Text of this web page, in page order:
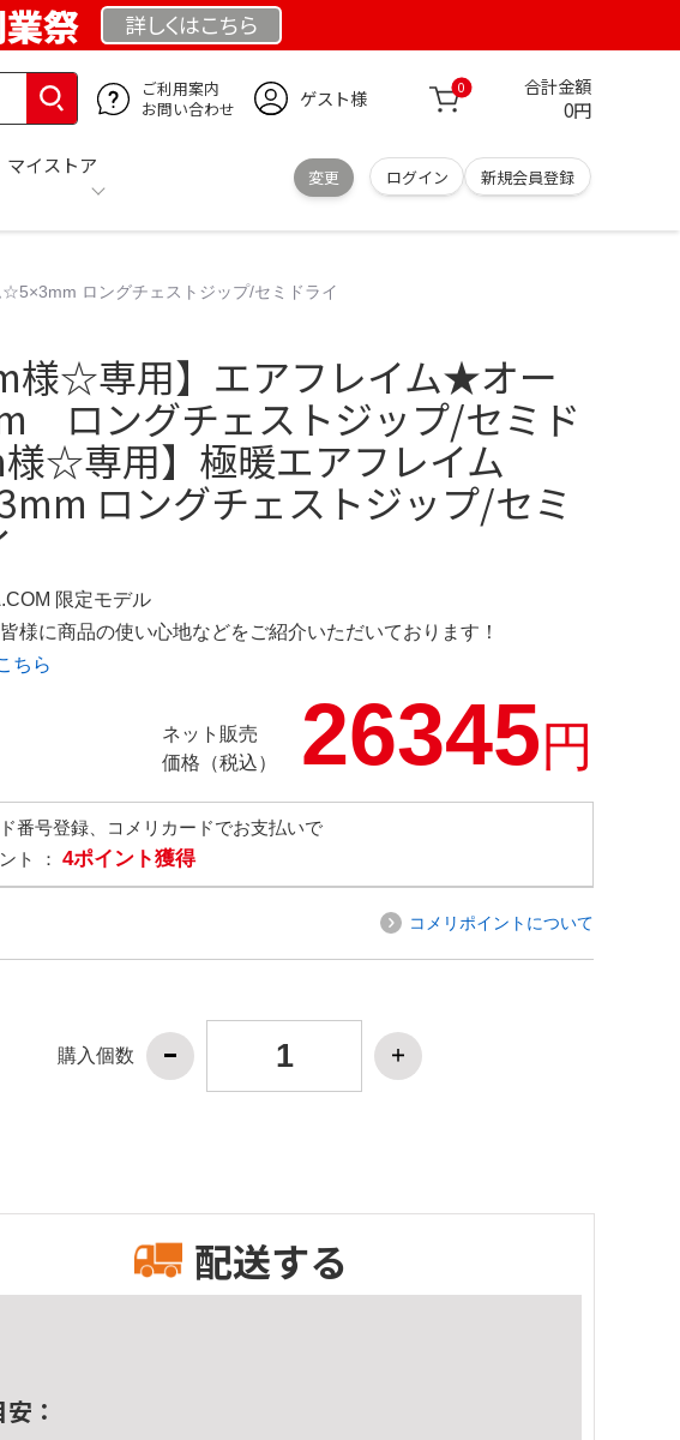
祭 詳しくはこちら
ご利用案内
お問い合わせ
ゲスト様 0 合計金額
0円
マイストア
変更 ログイン 新規会員登録
ロングチェストジップ/セミドライ
様☆専用】エアフレイム★オー
ロングチェストジップ/セミド
様☆専用】極暖エアフレイム
ロングチェストジップ/セミ
限定モデル
様に商品の使い心地などをご紹介いただいております！
ちら
ネット販売
価格（税込）
26345円
番号登録、コメリカードでお支払いで
ト ： 4ポイント獲得
コメリポイントについて
購入個数
配送する
：